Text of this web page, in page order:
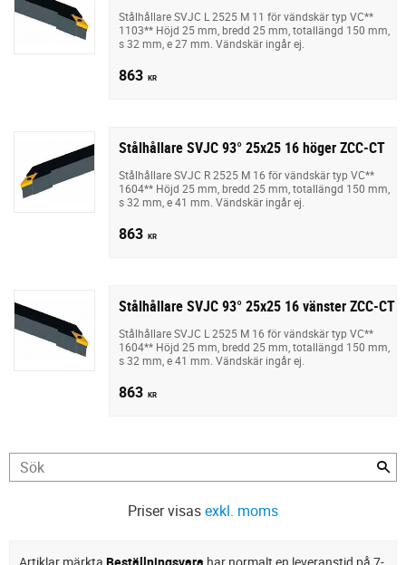
Stålhållare SVJC L 2525 M 11 för vändskär typ VC**
1103** Höjd 25 mm, bredd 25 mm, totallängd 150 mm,
s 32 mm, e 27 mm. Vändskär ingår ej.
863 KR
Stålhållare SVJC 93° 25x25 16 höger ZCC-CT
Stålhållare SVJC R 2525 M 16 för vändskär typ VC**
1604** Höjd 25 mm, bredd 25 mm, totallängd 150 mm,
s 32 mm, e 41 mm. Vändskär ingår ej.
863 KR
Stålhållare SVJC 93° 25x25 16 vänster ZCC-CT
Stålhållare SVJC L 2525 M 16 för vändskär typ VC**
1604** Höjd 25 mm, bredd 25 mm, totallängd 150 mm,
s 32 mm, e 41 mm. Vändskär ingår ej.
863 KR
Priser visasexkl. moms
Artiklar märkta Beställningsvara har normalt en leveranstid på 7-